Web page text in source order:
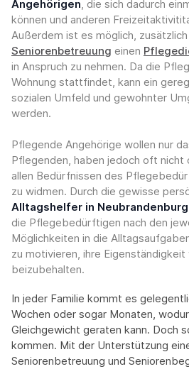
Angehörigen, die sich dadurch
können und anderen
Außerdem ist es möglich,
Seniorenbetreuung einen
in Anspruch zu nehmen. Da die
Wohnung stattfindet, kann ein
sozialen Umfeld und gewohnter
werden.
Pflegende Angehörige wollen nur
Pflegenden, haben jedoch oft nicht
allen Bedürfnissen des
zu widmen. Durch die gewisse
Alltagshelfer in Neubrandenburg
die Pflegebedürftigen nach den
Möglichkeiten in die
zu motivieren, ihre
beizubehalten.
In jeder Familie kommt es
Wochen oder sogar Monaten,
Gleichgewicht geraten kann. Doch
kommen. Mit der Unterstützung
Seniorenbetreuung und